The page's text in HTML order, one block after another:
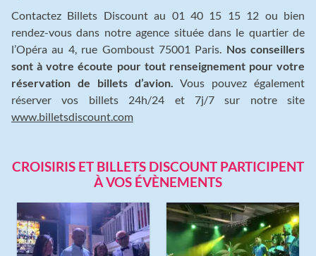
Contactez Billets Discount au 01 40 15 15 12 ou bien
rendez-vous dans notre agence située dans le quartier de
l’Opéra au 4, rue Gomboust 75001 Paris. Nos conseillers
sont à votre écoute pour tout renseignement pour votre
réservation de billets d’avion.
Vous pouvez également
réserver vos billets 24h/24 et 7j/7 sur notre site
www.billetsdiscount.com
CROISIRIS ET BILLETS DISCOUNT PARTICIPENT
À VOS ÉVÈNEMENTS